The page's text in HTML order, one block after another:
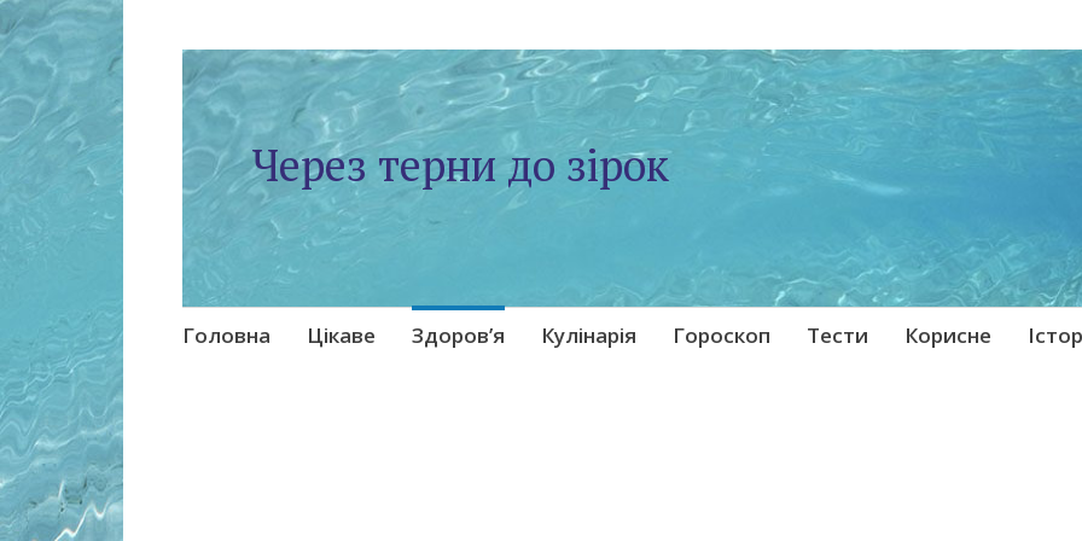
Через терни до зірок
Skip
Головна Цікаве Здоров’я Кулінарія Гороскоп Тести Корисне